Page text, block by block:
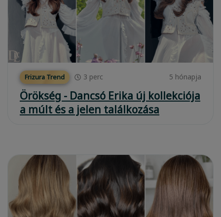
Frizura Trend 3 perc 5 hónapja
Örökség - Dancsó Erika új kollekciója
a múlt és a jelen találkozása